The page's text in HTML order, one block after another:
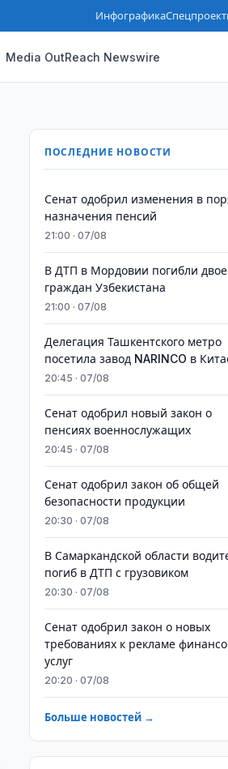
Инфографика
Media OutReach Newswire
ПОСЛЕДНИЕ НОВОСТИ
Сенат одобрил изменения в
назначения пенсий
21:00 · 07/08
В ДТП в Мордовии погибли двое
граждан Узбекистана
21:00 · 07/08
Делегация Ташкентского метро
посетила завод NARINCO в
20:45 · 07/08
Сенат одобрил новый закон о
пенсиях военнослужащих
20:45 · 07/08
Сенат одобрил закон об общей
безопасности продукции
20:30 · 07/08
В Самаркандской области
погиб в ДТП с грузовиком
20:30 · 07/08
Сенат одобрил закон о новых
требованиях к рекламе
услуг
20:20 · 07/08
Больше новостей →